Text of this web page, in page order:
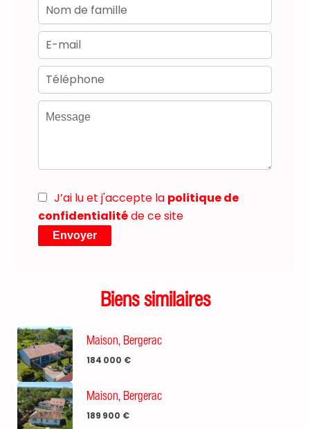
J’ai lu et j'accepte la politique de
confidentialitéde ce site
Envoyer
Biens similaires
Maison, Bergerac
184 000 €
Maison, Bergerac
189 900 €